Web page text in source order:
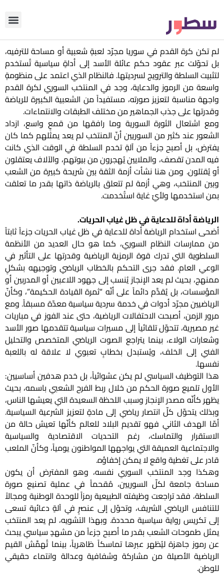
لم تكن كرة القدم في سوريا مجرّد لعبةٍ شعبية أو مساحة للترفيه،
بل تحوّلت عبر عقود حكم عائلة الأسد إلى أداةٍ سياسية تُستخدم
لتثبيت السلطة والترويج لسرديتها. فالنظام الذي اعتمد على منظومةٍ
واسعة من الرموز والدعاية، وجد في المنتخب السوري لكرة القدم
واجهة مناسبة لتعزيز صورته، مستفيداً من الشعبية الكبيرة للرياضة
وقدرتها على جذب الجماهير من مختلف الطبقات والانتماءات.
ومع اشتعال الثورة السورية وما رافقها من قمعٍ واسع، ازداد
الشعور عند كثير من السوريين أنّ المنتخب لم يعد يمثلهم كما كان
يفترض، بل أصبح جزءاً من آلةٍ تخدم السلطة في الوقت الذي كانت
فيه المدن تقصف، والملايين يُهجرون من بيوتهم، والآلاف يعتقلون
أو يُقتلون. ومن هنا نشأت أزمة الثقة بين شريحة كبيرة من الشعب
وبين المنتخب، وهي أزمة لم تتعلق بالرياضة ذاتها بقدر ما تعلقت
بمن استخدمها ولأيّ غاية استُخدمت.
الرياضة أداة للدعاية في ظل غياب الحريات.
أضحى استخدام الرياضة أداة للدعاية في ظل غياب الحريات جزءاً ثابتاً
من ممارسات النظام السوري، كما هو حال العديد من الأنظمة
السلطوية التي تدرك قوة الرمزية الرياضية وقدرتها على التأثير في
الوعي العام. فقد جرى التحكم بالخطاب الرياضي وتوجيهه بشكلٍ
ممنهج، بحيث لم يعد الإنجاز يُنسب إلى جهود اللاعبين أو المدربين أو
المؤسسات، بل يُقدَّم دائماً على أنّه “ثمرة القيادة الحكيمة”، وكأنّ
الرياضيين مجرّد أدوات في خدمة سردية سياسية معدّة مسبقاً. ومع
مرور الزمن، أصبحت الاحتفالات الرياضية، حتى عند الفوز في مباريات
غير مصيرية، تتحوّل تلقائياً إلى مسيرات سياسية تتقدمها صور الأسد
وشعارات الولاء، بينما يتراجع الصوت الرياضي المتخصص والتحليل
الفني إلى الخلف، ويُستبدل بخطابٍ تعبوي لا علاقة له باللعبة
نفسها.
هذا التوظيف السياسي لم يكن عشوائياً، بل خدم هدفين أساسيين:
الأول تلميع صورة الحكم من خلال ربط الفرح الشعبي باسمه، بحيث
يظهر كأنّه مصدر الإنجاز وسبب اللحظة السعيدة التي يعيشها الناس،
وبذلك يتحوّل كلّ انتصار رياضي إلى مادةٍ لتعزيز الشرعية السياسية.
أمّا الهدف الثاني فهو تقديم البلاد للعالم كأنّها تعيش حالة من
الاستقرار والتماسك، رغم التحديات الاقتصادية والسياسية
والاجتماعية العميقة التي يواجهها المواطنون يومياً، وكأنّ الملعب
قادر على تغطية واقع لا يمكن إخفاؤه.
وهكذا وجد المنتخب السوري نفسه، وهو المفترض أن يكون
مساحة جامعة لكلّ السوريين، مُقحماً في عملية تصنيع صورة
السلطة، فقد تراجعت وظيفته الطبيعية رمزاً للوحدة الوطنية ومجالاً
للتنافس الرياضي الشريف، وتحوّل إلى عنصرٍ في آلةٍ دعائية تسعى
إلى تكريس رواية سياسية محددة. وبهذا التشويه، لم يعد المنتخب
يمثل طموحات الشعب بقدر ما أصبح جزءاً من مشهدٍ سياسي يبحث
عن رموز جاهزة ليُظهر عبرها تماسكاً ظاهرياً، بينما تُهمَّش القيم
الرياضية الأصيلة من مشاركة وشفافية وعدالة وانتماء حقيقي
للوطن.